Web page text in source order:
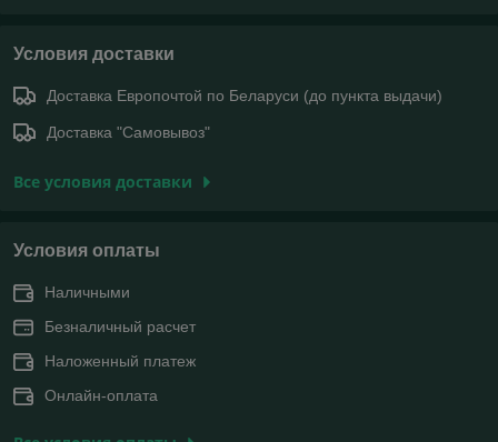
Условия доставки
Доставка Европочтой по Беларуси (до пункта выдачи)
Доставка "Самовывоз"
Все условия доставки
Условия оплаты
Наличными
Безналичный расчет
Наложенный платеж
Онлайн-оплата